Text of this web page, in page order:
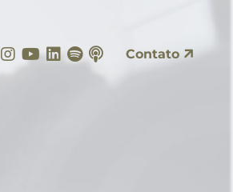
Instagram
YouTube
LinkedIn
SpotifyApple Podcasts
Contato